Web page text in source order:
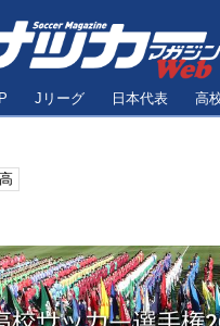
Jリーグ 日本代表 高